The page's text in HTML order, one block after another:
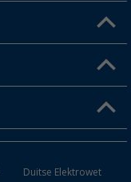
Duitse Elektrowet